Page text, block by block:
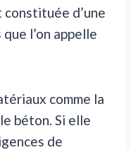
d’une
l’on appelle
comme la
béton. Si elle
de